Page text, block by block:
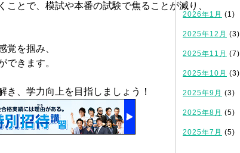
とで、模試や本番の試験で焦ることが減り、
覚を掴み、
できます。
、学力向上を目指しましょう！
2026年1月 (1)
2025年12月 (3)
2025年11月 (7)
2025年10月 (3)
2025年9月 (3)
2025年8月 (5)
2025年7月 (5)